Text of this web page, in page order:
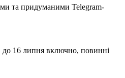
та придуманими Telegram-
до 16 липня включно, повинні